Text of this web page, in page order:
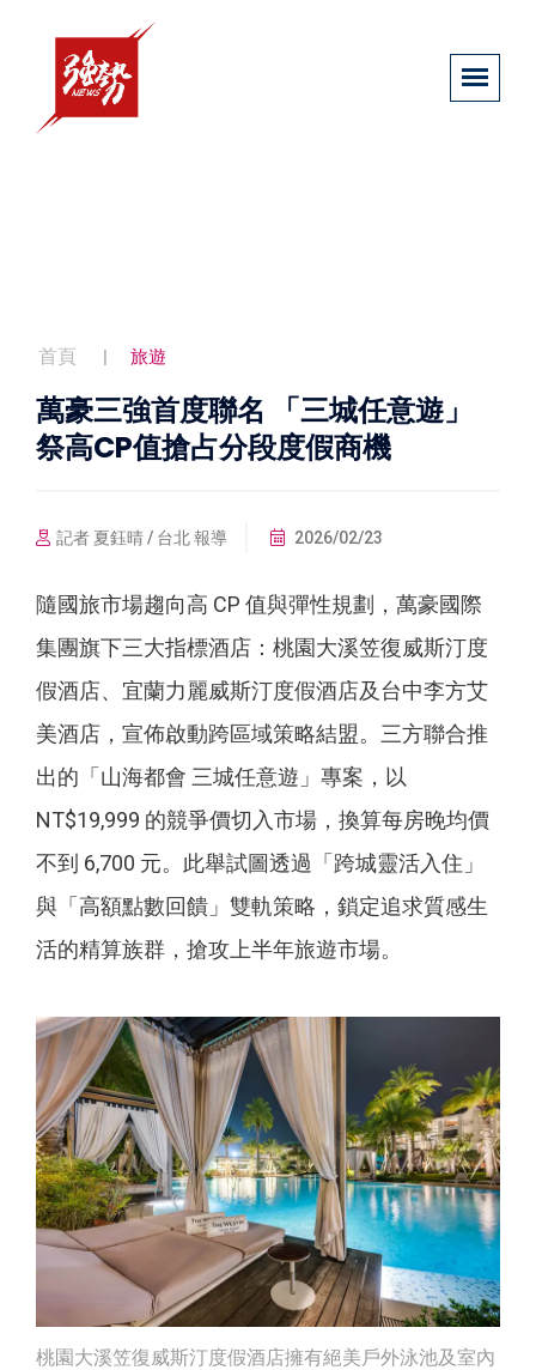
首頁 旅遊
萬豪三強首度聯名 「三城任意遊」
祭高CP值搶占分段度假商機
記者 夏鈺晴 / 台北 報導 2026/02/23
隨國旅市場趨向高 CP 值與彈性規劃，萬豪國際
集團旗下三大指標酒店：桃園大溪笠復威斯汀度
假酒店、宜蘭力麗威斯汀度假酒店及台中李方艾
美酒店，宣佈啟動跨區域策略結盟。三方聯合推
出的「山海都會 三城任意遊」專案，以
NT$19,999 的競爭價切入市場，換算每房晚均價
不到 6,700 元。此舉試圖透過「跨城靈活入住」
與「高額點數回饋」雙軌策略，鎖定追求質感生
活的精算族群，搶攻上半年旅遊市場。
桃園大溪笠復威斯汀度假酒店擁有絕美戶外泳池及室內